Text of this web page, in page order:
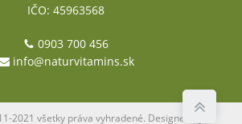
IČO: 45963568
0903 700 456
info@naturvitamins.sk
2021 všetky práva vyhradené. Designed by